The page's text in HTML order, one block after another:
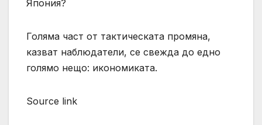
Япония?
Голяма част от тактическата промяна,
казват наблюдатели, се свежда до едно
голямо нещо: икономиката.
Source link